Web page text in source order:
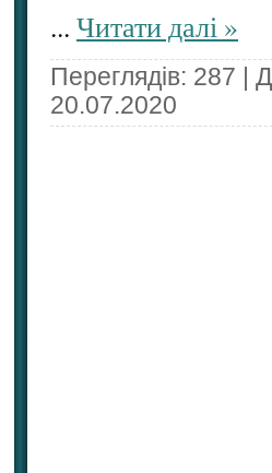
... Читати далі »
Переглядів: 287 |
20.07.2020